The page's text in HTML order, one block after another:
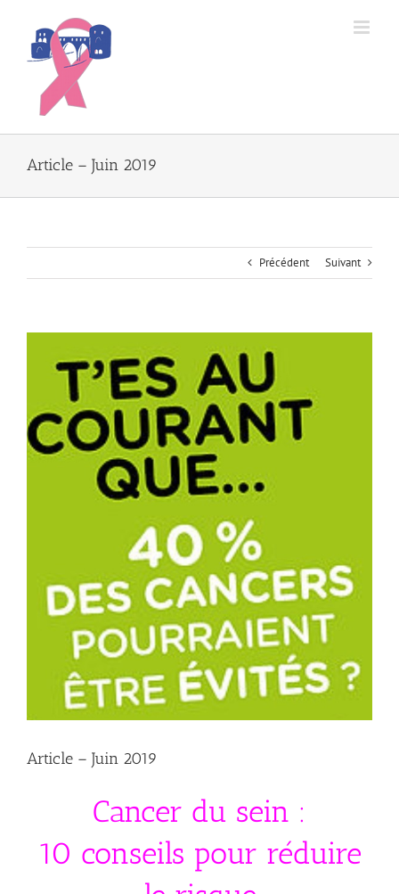
contenu
Article – Juin 2019
Précédent Suivant
l'image
agrandie
Article – Juin 2019
Cancer du sein :
10 conseils pour réduire